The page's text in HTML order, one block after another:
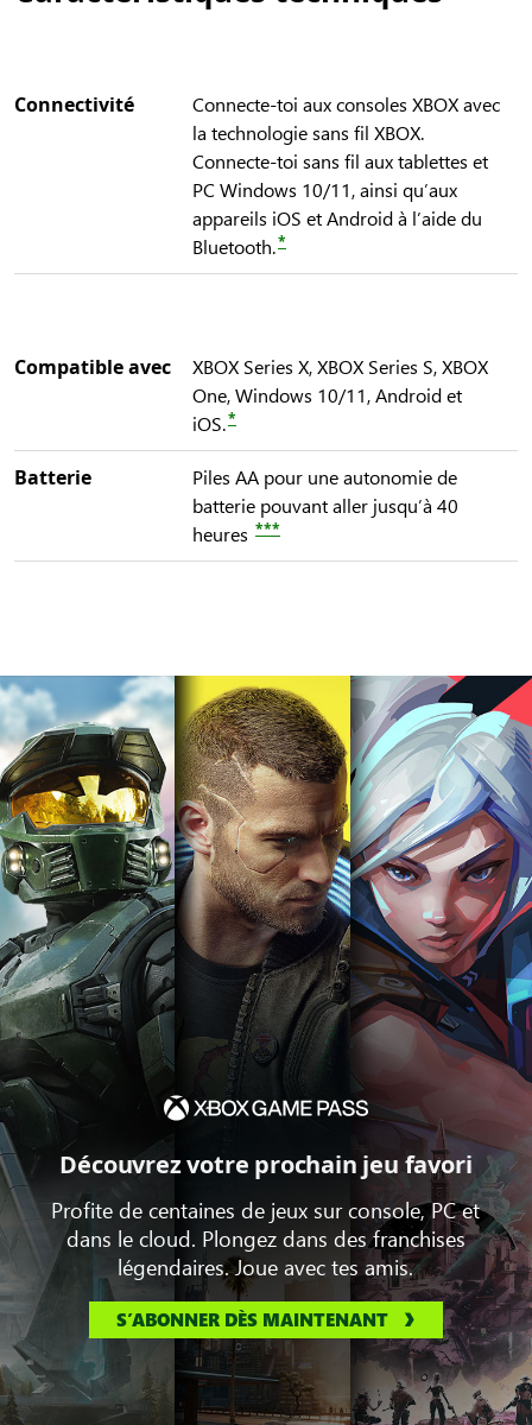
Connectivité
Connecte-toi aux consoles XBOX avec
la technologie sans fil XBOX.
Connecte-toi sans fil aux tablettes et
PC Windows 10/11, ainsi qu’aux
appareils iOS et Android à l’aide du
Bluetooth.*
Compatible avec
XBOX Series X, XBOX Series S, XBOX
One, Windows 10/11, Android et
iOS.*
Batterie
Piles AA pour une autonomie de
batterie pouvant aller jusqu’à 40
heures ***
Découvrez votre prochain jeu favori
Profite de centaines de jeux sur console, PC et
dans le cloud. Plongez dans des franchises
légendaires. Joue avec tes amis.
S’ABONNER DÈS MAINTENANT